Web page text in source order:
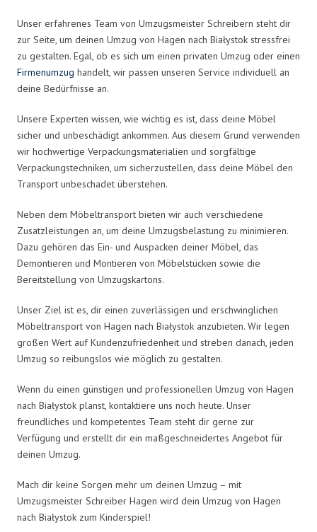
Unser erfahrenes Team von Umzugsmeister Schreibern steht dir
zur Seite, um deinen Umzug von Hagen nach Białystok stressfrei
zu gestalten. Egal, ob es sich um einen privaten Umzug oder einen
Firmenumzug handelt, wir passen unseren Service individuell an
deine Bedürfnisse an.
Unsere Experten wissen, wie wichtig es ist, dass deine Möbel
sicher und unbeschädigt ankommen. Aus diesem Grund verwenden
wir hochwertige Verpackungsmaterialien und sorgfältige
Verpackungstechniken, um sicherzustellen, dass deine Möbel den
Transport unbeschadet überstehen.
Neben dem Möbeltransport bieten wir auch verschiedene
Zusatzleistungen an, um deine Umzugsbelastung zu minimieren.
Dazu gehören das Ein- und Auspacken deiner Möbel, das
Demontieren und Montieren von Möbelstücken sowie die
Bereitstellung von Umzugskartons.
Unser Ziel ist es, dir einen zuverlässigen und erschwinglichen
Möbeltransport von Hagen nach Białystok anzubieten. Wir legen
großen Wert auf Kundenzufriedenheit und streben danach, jeden
Umzug so reibungslos wie möglich zu gestalten.
Wenn du einen günstigen und professionellen Umzug von Hagen
nach Białystok planst, kontaktiere uns noch heute. Unser
freundliches und kompetentes Team steht dir gerne zur
Verfügung und erstellt dir ein maßgeschneidertes Angebot für
deinen Umzug.
Mach dir keine Sorgen mehr um deinen Umzug – mit
Umzugsmeister Schreiber Hagen wird dein Umzug von Hagen
nach Białystok zum Kinderspiel!